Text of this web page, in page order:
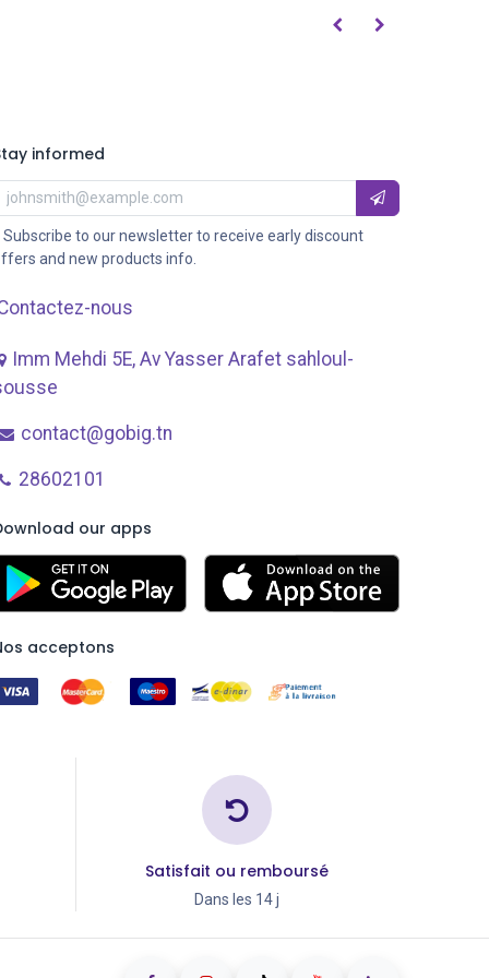
informed
to our newsletter to receive early discount
and new products info.
nous
Imm Mehdi 5E, Av ​Yasser Arafet sahloul-
contact@gobig.tn
28602101
our apps
acceptons
Satisfait ou remboursé
Dans les 14 j